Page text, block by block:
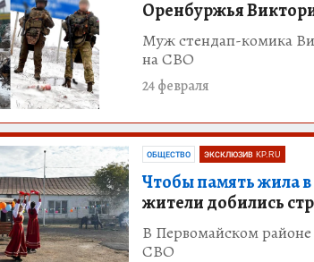
Оренбуржья
Муж стендап-комика
на СВО
24 февраля
ОБЩЕСТВО ЭКСКЛЮЗИВ KP.RU
Чтобы память жила
жители добились
В Первомайском районе
СВО